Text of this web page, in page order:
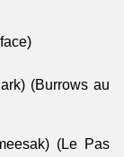
(Burrows au
(Le Pas